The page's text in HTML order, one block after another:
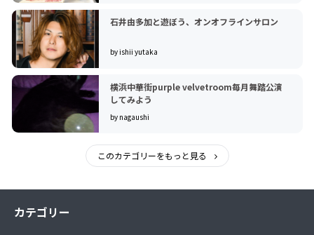
石井由多加と遊ぼう、オンオフラインサロン
by ishii yutaka
横浜中華街purple velvetroom毎月舞踏公演
してみよう
by nagaushi
このカテゴリーをもっと見る
カテゴリー